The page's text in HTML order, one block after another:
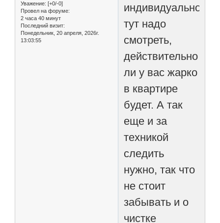
Уважение: [+0/-0]
Провел на форуме:
2 часа 40 минут
Последний визит:
Понедельник, 20 апреля, 2026г.
13:03:55
индивидуально,
тут надо
смотреть,
действительно
ли у вас жарко
в квартире
будет. А так
еще и за
техникой
следить
нужно, так что
не стоит
забывать и о
чистке